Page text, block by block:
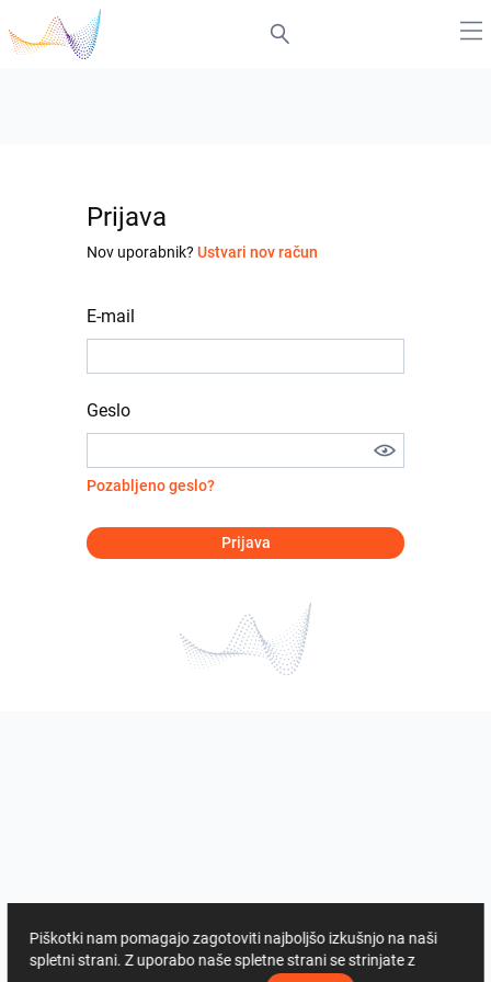
Prijava
Nov uporabnik? Ustvari nov račun
E-mail
Geslo
Pozabljeno geslo?
Prijava
Piškotki nam pomagajo zagotoviti najboljšo izkušnjo na naši
spletni strani. Z uporabo naše spletne strani se strinjate z